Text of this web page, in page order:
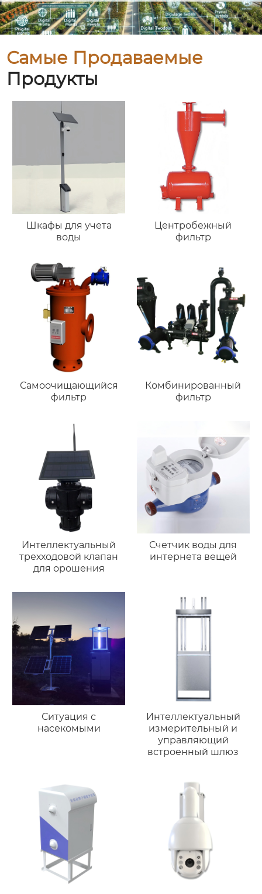
Самые Продаваемые
Продукты
Шкафы для учета
воды
Центробежный
фильтр
Самоочищающийся
фильтр
Комбинированный
фильтр
Интеллектуальный
трехходовой клапан
для орошения
Счетчик воды для
интернета вещей
Ситуация с
насекомыми
Интеллектуальный
измерительный и
управляющий
встроенный шлюз